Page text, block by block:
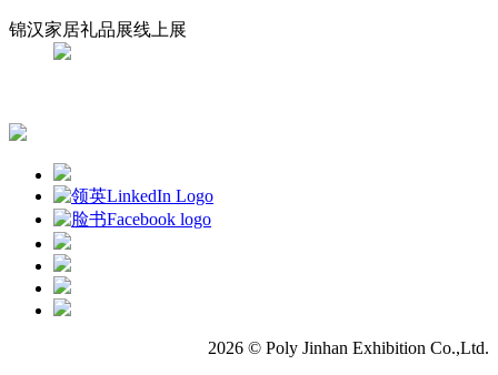
锦汉家居礼品展线上展
2026 © Poly Jinhan Exhibition Co.,Ltd.